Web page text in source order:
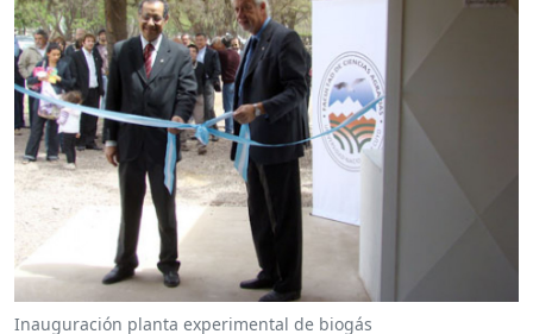
Inauguración planta experimental de biogás